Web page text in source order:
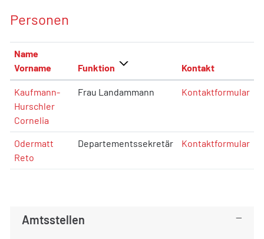
Personen
Name
Vorname
Funktion Kontakt
Kaufmann-
Hurschler
Cornelia
Frau Landammann Kontaktformular
Odermatt
Reto
Departementssekretär Kontaktformular
Amtsstellen